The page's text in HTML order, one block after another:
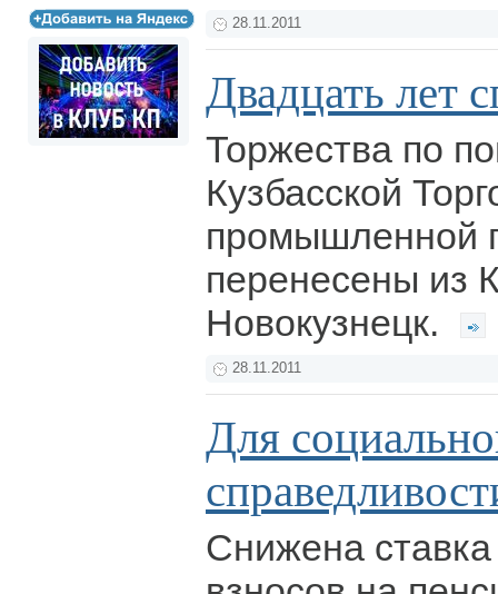
28.11.2011
Двадцать лет
Торжества по
Кузбасской
промышленной
перенесены из
Новокузнецк.
28.11.2011
Для
Снижена